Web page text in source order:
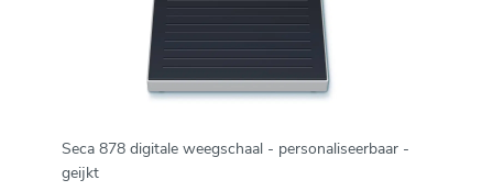
Seca 878 digitale weegschaal - personaliseerbaar -
geijkt